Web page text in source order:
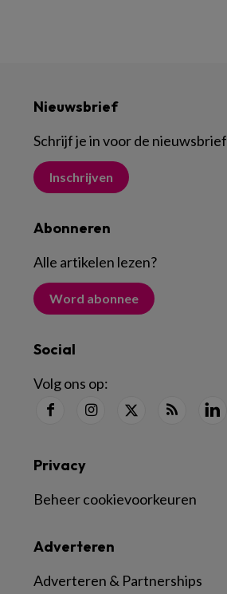
Nieuwsbrief
Schrijf je in voor de nieuwsbrief
Inschrijven
Abonneren
Alle artikelen lezen?
Word abonnee
Social
Volg ons op:
Adverteren
Adverteren & Partnerships
Privacy
Beheer cookievoorkeuren